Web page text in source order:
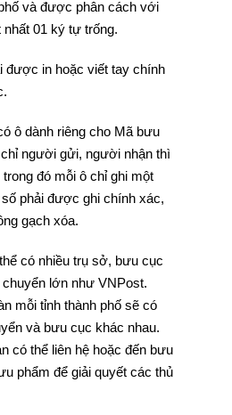
và được phân cách với
nhất 01 ký tự trống.
được in hoặc viết tay chính
ô dành riêng cho Mã bưu
người gửi, người nhận thì
đó mỗi ô chỉ ghi một
phải được ghi chính xác,
gạch xóa.
có nhiều trụ sở, bưu cục
lớn như VNPost.
mỗi tỉnh thành phố sẽ có
và bưu cục khác nhau.
có thể liên hệ hoặc đến bưu
phẩm để giải quyết các thủ